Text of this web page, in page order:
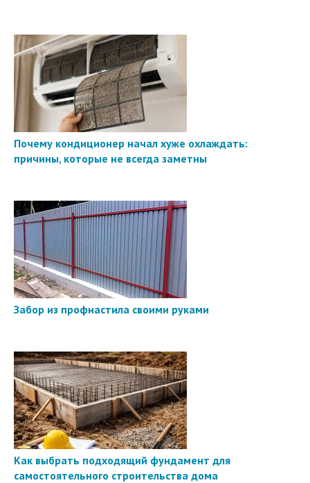
Почему кондиционер начал хуже охлаждать:
причины, которые не всегда заметны
Забор из профнастила своими руками
Как выбрать подходящий фундамент для
самостоятельного строительства дома